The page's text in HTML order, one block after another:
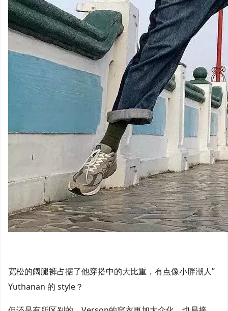
宽松的阔腿裤占据了他穿搭中的大比重，有点像小胖潮人”
Yuthanan 的 style？